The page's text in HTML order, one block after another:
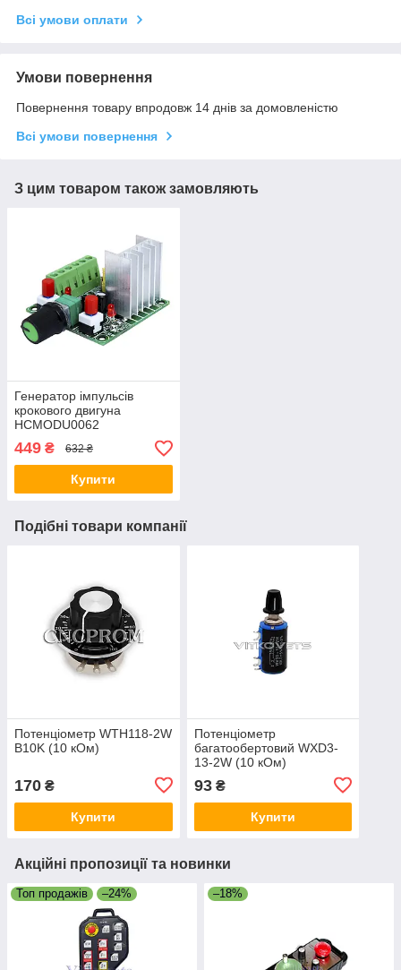
Всі умови оплати
Умови повернення
Повернення товару впродовж 14 днів за домовленістю
Всі умови повернення
З цим товаром також замовляють
Генератор iмпульсiв
крокового двигуна
HCMODU0062
449 ₴ 632 ₴
Купити
Подібні товари компанії
Потенціометр WTH118-2W
B10K (10 кОм)
170 ₴
Купити
Потенціометр
багатообертовий WXD3-
13-2W (10 кОм)
93₴
Купити
Акційні пропозиції та новинки
Топ продажів –24% –18%